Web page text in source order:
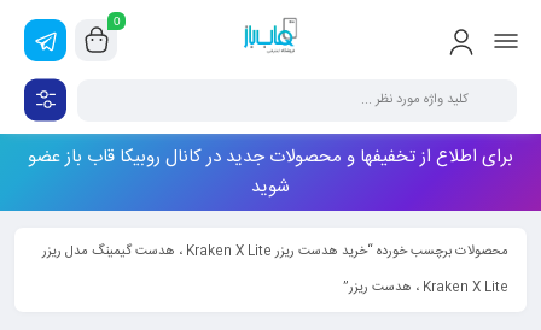
0
برای اطلاع از تخفیفها و محصولات جدید در کانال روبیکا قاب باز عضو
شوید
محصولات برچسب خورده “خرید هدست ریزر Kraken X Lite ، هدست گیمینگ مدل ریزر
Kraken X Lite ، هدست ریزر”